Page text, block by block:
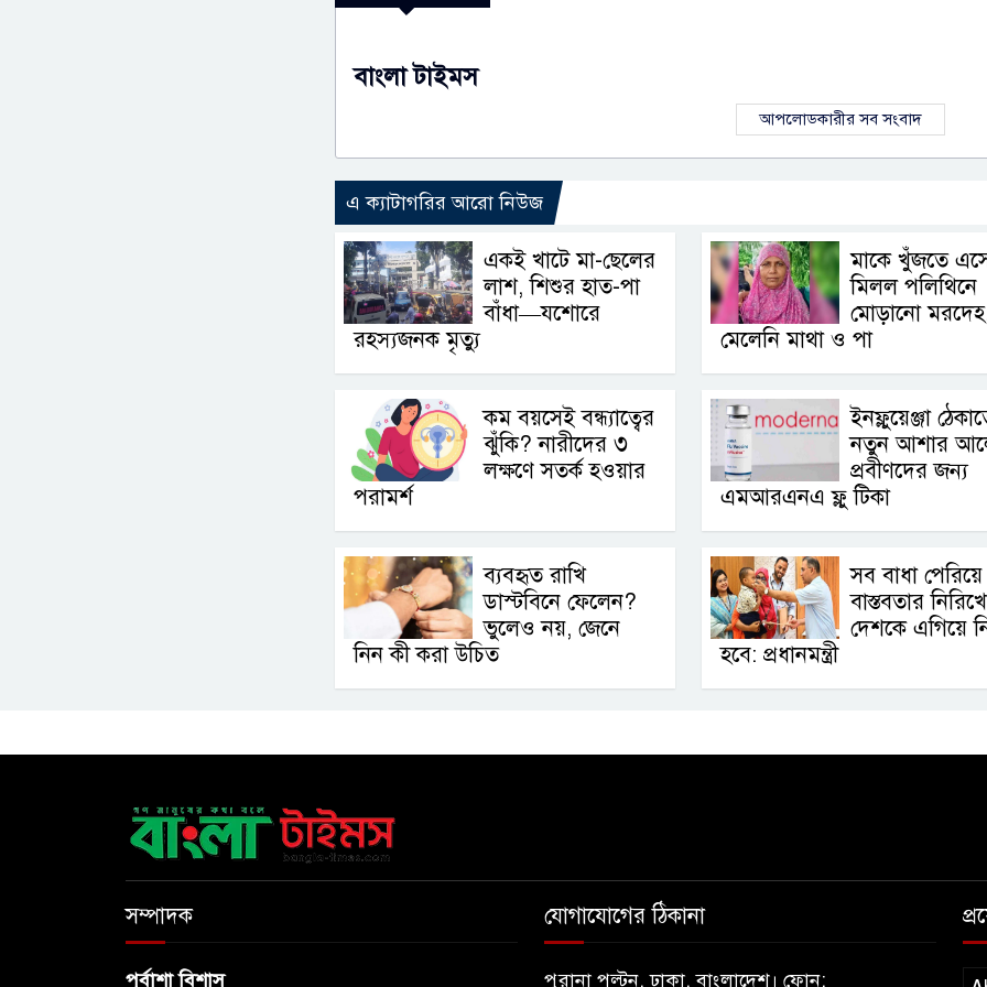
বাংলা টাইমস
আপলোডকারীর সব সংবাদ
এ ক্যাটাগরির আরো নিউজ
একই খাটে মা-ছেলের
লাশ, শিশুর হাত-পা
বাঁধা—যশোরে
রহস্যজনক মৃত্যু
মাকে খুঁজতে
মিলল পলিথিনে
মোড়ানো
মেলেনি মাথা ও পা
কম বয়সেই বন্ধ্যাত্বের
ঝুঁকি? নারীদের ৩
লক্ষণে সতর্ক হওয়ার
পরামর্শ
ইনফ্লুয়েঞ্জা
নতুন আশার
প্রবীণদের জন্য
এমআরএনএ ফ্লু টিকা
ব্যবহৃত রাখি
ডাস্টবিনে ফেলেন?
ভুলেও নয়, জেনে
নিন কী করা উচিত
সব বাধা পেরিয়ে
বাস্তবতার নিরিখে
দেশকে এগিয়ে
হবে: প্রধানমন্ত্রী
সম্পাদক
পূর্বাশা বিশাস
যোগাযোগের ঠিকানা
পুরানা পল্টন, ঢাকা, বাংলাদেশ। ফোন: